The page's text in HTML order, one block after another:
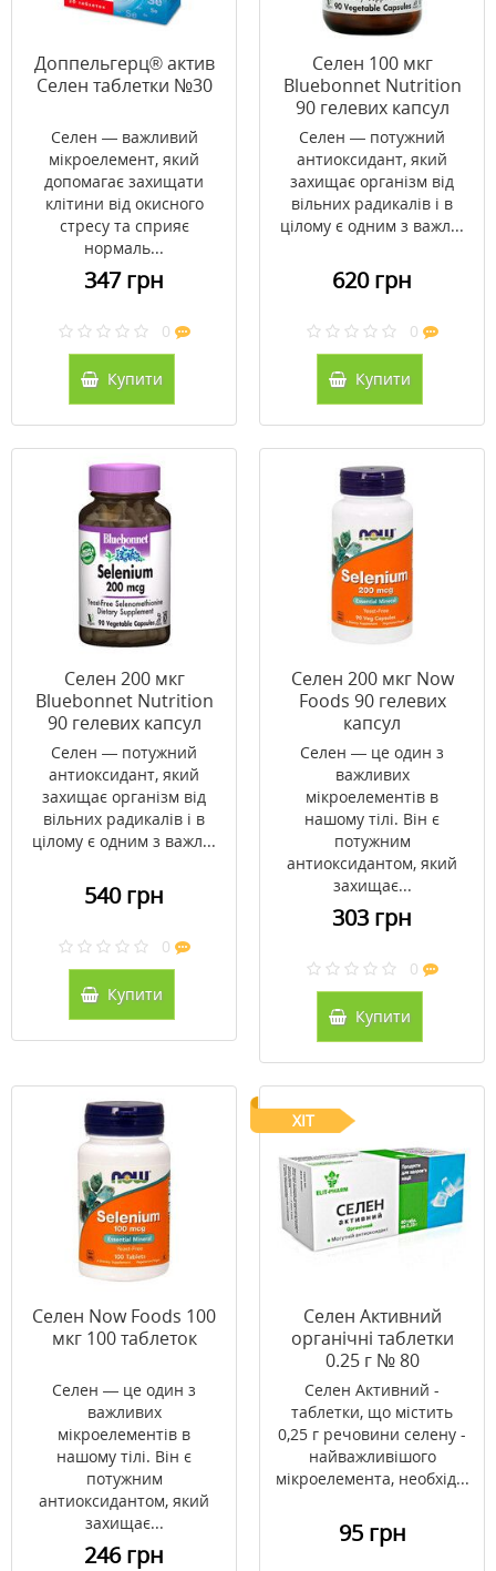
Доппельгерц® актив
Селен таблетки №30
Селен — важливий
мікроелемент, який
допомагає захищати
клітини від окисного
стресу та сприяє
нормаль...
347 грн
0
Купити
Селен 100 мкг
Bluebonnet Nutrition
90 гелевих капсул
Селен — потужний
антиоксидант, який
захищає організм від
вільних радикалів і в
цілому є одним з важл...
620 грн
0
Купити
Селен 200 мкг
Bluebonnet Nutrition
90 гелевих капсул
Селен — потужний
антиоксидант, який
захищає організм від
вільних радикалів і в
цілому є одним з важл...
540 грн
0
Купити
Селен 200 мкг Now
Foods 90 гелевих
капсул
Селен — це один з
важливих
мікроелементів в
нашому тілі. Він є
потужним
антиоксидантом, який
захищає...
303 грн
0
Купити
Селен Now Foods 100
мкг 100 таблеток
Селен — це один з
важливих
мікроелементів в
нашому тілі. Він є
потужним
антиоксидантом, який
захищає...
246 грн
ХІТ
Селен Активний
органічні таблетки
0.25 г № 80
Селен Активний -
таблетки, що містить
0,25 г речовини селену -
найважливішого
мікроелемента, необхід...
95 грн